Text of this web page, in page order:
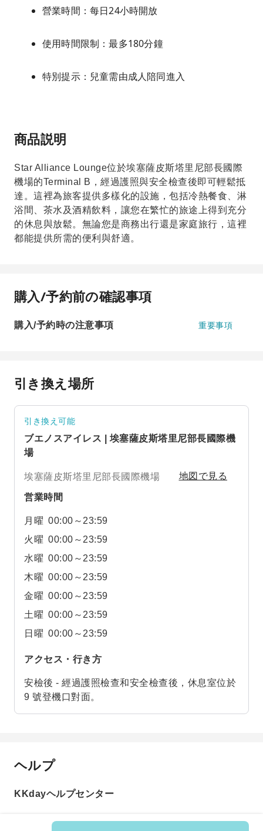
營業時間：每日24小時開放
使用時間限制：最多180分鐘
特別提示：兒童需由成人陪同進入
商品説明
Star Alliance Lounge位於埃塞薩皮斯塔里尼部長國際
機場的Terminal B，經過護照與安全檢查後即可輕鬆抵
達。這裡為旅客提供多樣化的設施，包括冷熱餐食、淋
浴間、茶水及酒精飲料，讓您在繁忙的旅途上得到充分
的休息與放鬆。無論您是商務出行還是家庭旅行，這裡
都能提供所需的便利與舒適。
購入/予約前の確認事項
購入/予約時の注意事項 重要事項
引き換え場所
引き換え可能
ブエノスアイレス | 埃塞薩皮斯塔里尼部長國際機
場
埃塞薩皮斯塔里尼部長國際機場 地図で見る
営業時間
月曜 00:00～23:59
火曜 00:00～23:59
水曜 00:00～23:59
木曜 00:00～23:59
金曜 00:00～23:59
土曜 00:00～23:59
日曜 00:00～23:59
アクセス・行き方
安檢後 - 經過護照檢查和安全檢查後，休息室位於
9 號登機口對面。
ヘルプ
KKdayヘルプセンター